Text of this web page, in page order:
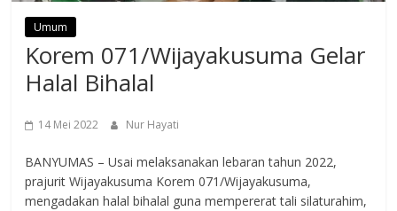
Umum
Korem 071/Wijayakusuma Gelar
Halal Bihalal
14 Mei 2022 Nur Hayati
BANYUMAS – Usai melaksanakan lebaran tahun 2022,
prajurit Wijayakusuma Korem 071/Wijayakusuma,
mengadakan halal bihalal guna mempererat tali silaturahim,